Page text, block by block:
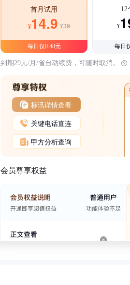
首月试用
¥14.9 ¥39
每日仅0.48元
12
¥
每日
到期29元/月/省自动续费，可随时取消。
标讯详情查看
关键电话直连
甲方分析查询
会员尊享权益